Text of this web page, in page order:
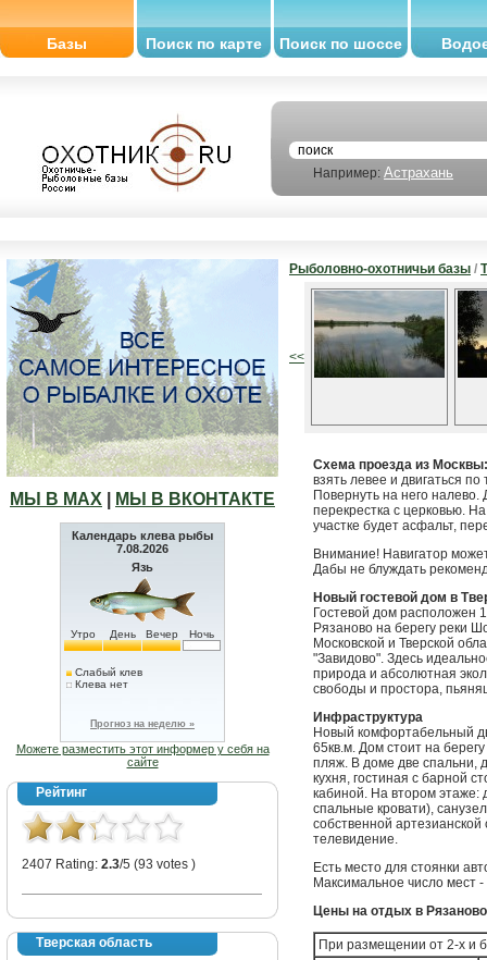
Базы Поиск по карте Поиск по шоссе
Например: Астрахань
МЫ В МАХ МЫ В ВКОНТАКТЕ
Календарь клева рыбы
7.08.2026
Язь
Утро День Вечер Ночь
Слабый клев
Клева нет
Прогноз на неделю »
Можете разместить этот информер у себя на
сайте
Рейтинг
2407 Rating: 2.3/5 (93 votes )
Тверская область
Рыболовно-охотничьи базы /
<<
Схема проезда из Москвы:
взять левее и двигаться
Повернуть на него налево.
перекрестка с церковью.
участке будет асфальт,
Внимание! Навигатор
Дабы не блуждать
Новый гостевой дом в
Гостевой дом расположен
Рязаново на берегу реки
Московской и Тверской
"Завидово". Здесь
природа и абсолютная
свободы и простора,
Инфраструктура
Новый комфортабельный
65кв.м. Дом стоит на
пляж. В доме две спальни,
кухня, гостиная с барной
кабиной. На втором этаже:
спальные кровати),
собственной
телевидение.
Есть место для стоянки
Максимальное число мест
Цены на отдых в
При размещении от 2-х и